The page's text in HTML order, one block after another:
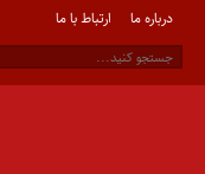
درباره ما ارتباط با ما